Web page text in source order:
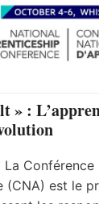
» :
Conférence
(CNA) est le